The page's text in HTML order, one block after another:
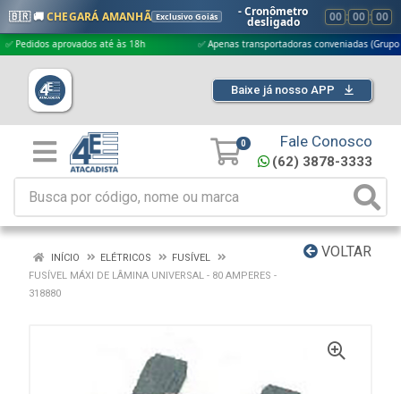
🇧🇷 🚚CHEGARÁ AMANHÃ Exclusivo Goiás - Cronômetro
desligado 00 : 00 : 00
aprovados até às 18h ✅ Apenas transportadoras conveniadas (Grupo G5)
Baixe já nosso APP
0 Fale Conosco
(62) 3878-3333
VOLTAR
INÍCIO ELÉTRICOS
FUSÍVEL
FUSÍVEL MÁXI DE LÂMINA UNIVERSAL - 80 AMPERES -
318880